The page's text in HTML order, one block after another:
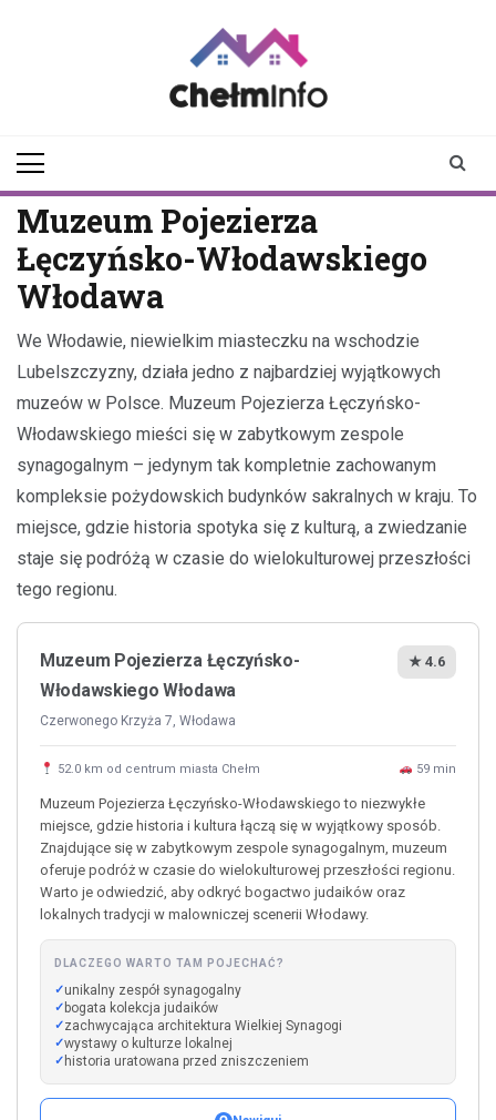
Muzeum Pojezierza
Łęczyńsko-Włodawskiego
Włodawa
We Włodawie, niewielkim miasteczku na wschodzie
Lubelszczyzny, działa jedno z najbardziej wyjątkowych
muzeów w Polsce. Muzeum Pojezierza Łęczyńsko-
Włodawskiego mieści się w zabytkowym zespole
synagogalnym – jedynym tak kompletnie zachowanym
kompleksie pożydowskich budynków sakralnych w kraju. To
miejsce, gdzie historia spotyka się z kulturą, a zwiedzanie
staje się podróżą w czasie do wielokulturowej przeszłości
tego regionu.
Muzeum Pojezierza Łęczyńsko-
Włodawskiego Włodawa
Czerwonego Krzyża 7, Włodawa
★ 4.6
52.0 km od centrum miasta Chełm 59 min
Muzeum Pojezierza Łęczyńsko-Włodawskiego to niezwykłe
miejsce, gdzie historia i kultura łączą się w wyjątkowy sposób.
Znajdujące się w zabytkowym zespole synagogalnym, muzeum
oferuje podróż w czasie do wielokulturowej przeszłości regionu.
Warto je odwiedzić, aby odkryć bogactwo judaików oraz
lokalnych tradycji w malowniczej scenerii Włodawy.
DLACZEGO WARTO TAM POJECHAĆ?
unikalny zespół synagogalny
bogata kolekcja judaików
zachwycająca architektura Wielkiej Synagogi
wystawy o kulturze lokalnej
historia uratowana przed zniszczeniem